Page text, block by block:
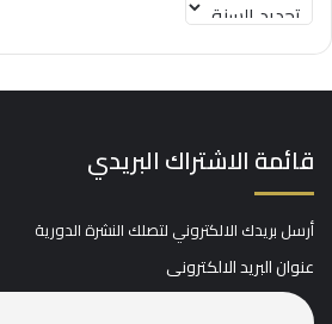
قائمة الاشتراك البريدي
أرسل بريدك الالكتروني لتصلك النشرة الدورية
عنوان البريد الالكترونى